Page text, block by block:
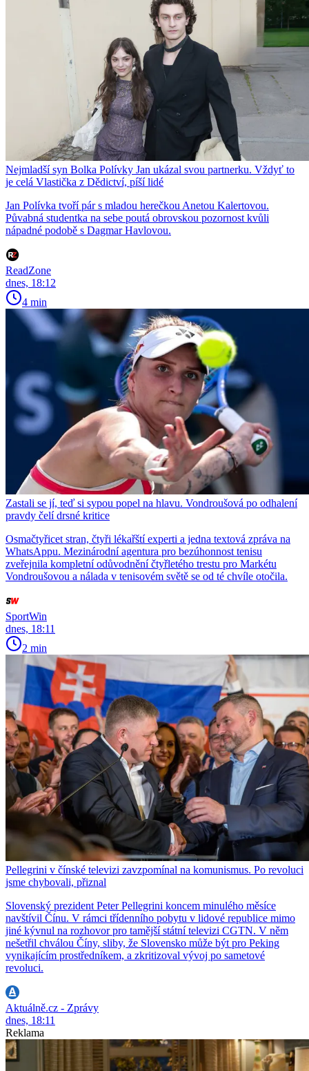
Nejmladší syn Bolka Polívky Jan ukázal svou partnerku. Vždyť to
je celá Vlastička z Dědictví, píší lidé
Jan Polívka tvoří pár s mladou herečkou Anetou Kalertovou.
Půvabná studentka na sebe poutá obrovskou pozornost kvůli
nápadné podobě s Dagmar Havlovou.
ReadZone
dnes, 18:12
4 min
Zastali se jí, teď si sypou popel na hlavu. Vondroušová po odhalení
pravdy čelí drsné kritice
Osmačtyřicet stran, čtyři lékařští experti a jedna textová zpráva na
WhatsAppu. Mezinárodní agentura pro bezúhonnost tenisu
zveřejnila kompletní odůvodnění čtyřletého trestu pro Markétu
Vondroušovou a nálada v tenisovém světě se od té chvíle otočila.
SportWin
dnes, 18:11
2 min
Pellegrini v čínské televizi zavzpomínal na komunismus. Po revoluci
jsme chybovali, přiznal
Slovenský prezident Peter Pellegrini koncem minulého měsíce
navštívil Čínu. V rámci třídenního pobytu v lidové republice mimo
jiné kývnul na rozhovor pro tamější státní televizi CGTN. V něm
nešetřil chválou Číny, sliby, že Slovensko může být pro Peking
vynikajícím prostředníkem, a zkritizoval vývoj po sametové
revoluci.
Aktuálně.cz - Zprávy
dnes, 18:11
Reklama